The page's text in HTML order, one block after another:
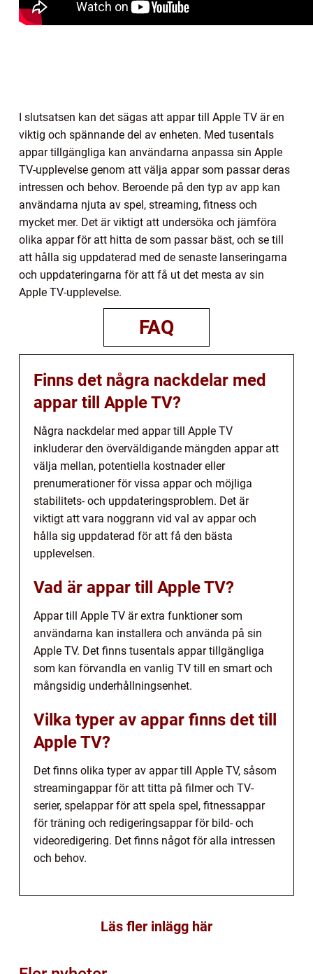
I slutsatsen kan det sägas att appar till Apple TV är en
viktig och spännande del av enheten. Med tusentals
appar tillgängliga kan användarna anpassa sin Apple
TV-upplevelse genom att välja appar som passar deras
intressen och behov. Beroende på den typ av app kan
användarna njuta av spel, streaming, fitness och
mycket mer. Det är viktigt att undersöka och jämföra
olika appar för att hitta de som passar bäst, och se till
att hålla sig uppdaterad med de senaste lanseringarna
och uppdateringarna för att få ut det mesta av sin
Apple TV-upplevelse.
FAQ
Finns det några nackdelar med
appar till Apple TV?
Några nackdelar med appar till Apple TV
inkluderar den överväldigande mängden appar att
välja mellan, potentiella kostnader eller
prenumerationer för vissa appar och möjliga
stabilitets- och uppdateringsproblem. Det är
viktigt att vara noggrann vid val av appar och
hålla sig uppdaterad för att få den bästa
upplevelsen.
Vad är appar till Apple TV?
Appar till Apple TV är extra funktioner som
användarna kan installera och använda på sin
Apple TV. Det finns tusentals appar tillgängliga
som kan förvandla en vanlig TV till en smart och
mångsidig underhållningsenhet.
Vilka typer av appar finns det till
Apple TV?
Det finns olika typer av appar till Apple TV, såsom
streamingappar för att titta på filmer och TV-
serier, spelappar för att spela spel, fitnessappar
för träning och redigeringsappar för bild- och
videoredigering. Det finns något för alla intressen
och behov.
Läs fler inlägg här